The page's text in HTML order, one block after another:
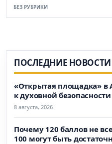
БЕЗ РУБРИКИ
ПОСЛЕДНИЕ НОВОСТИ
«Открытая площадка» в
к духовной
8 августа, 2026
Почему 120 баллов не
100 могут быть